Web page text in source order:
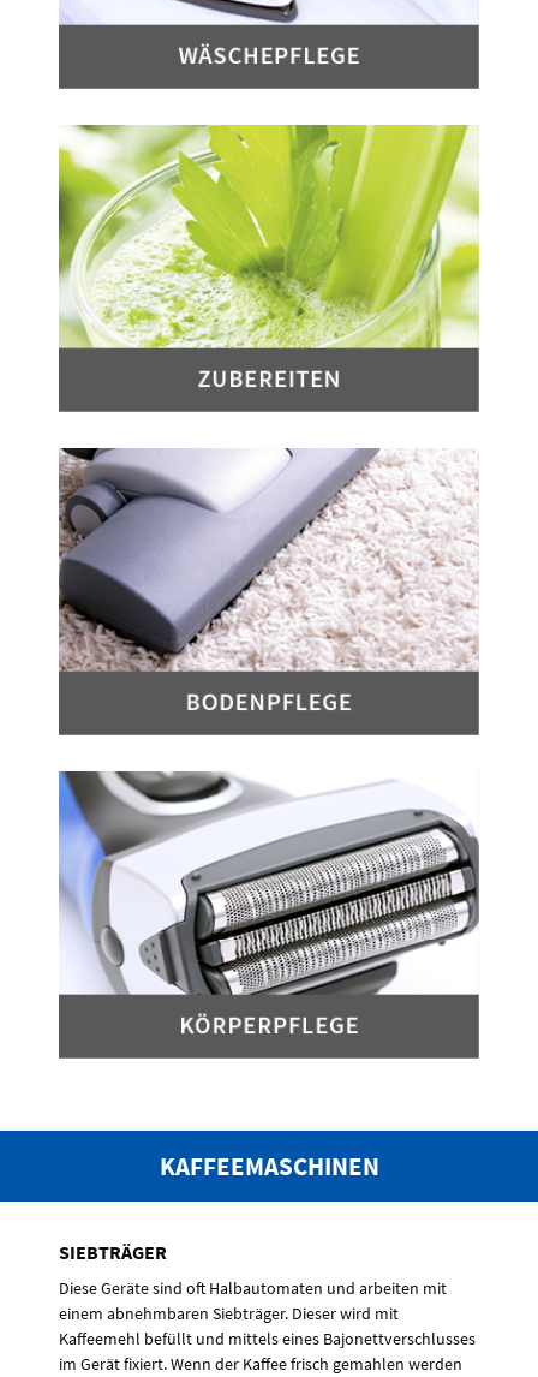
KAFFEEMASCHINEN
SIEBTRÄGER
Diese Geräte sind oft Halbautomaten und arbeiten mit
einem abnehmbaren Siebträger. Dieser wird mit
Kaffeemehl befüllt und mittels eines Bajonettverschlusses
im Gerät fixiert. Wenn der Kaffee frisch gemahlen werden